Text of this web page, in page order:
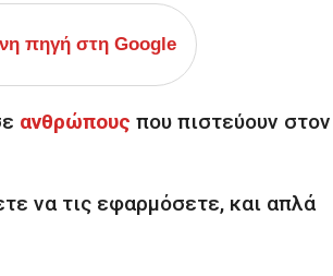
πηγή στη Google
ανθρώπους που πιστεύουν στον
να τις εφαρμόσετε, και απλά